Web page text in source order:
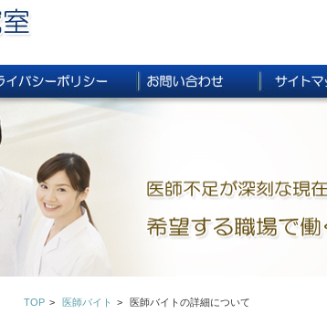
TOP 医師バイト 医師バイトの詳細について